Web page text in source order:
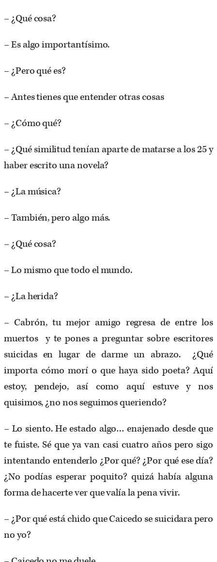
– ¿Qué cosa?
– Es algo importantísimo.
– ¿Pero qué es?
– Antes tienes que entender otras cosas
– ¿Cómo qué?
– ¿Qué similitud tenían aparte de matarse a los 25 y
haber escrito una novela?
– ¿La música?
– También, pero algo más.
– ¿Qué cosa?
– Lo mismo que todo el mundo.
– ¿La herida?
– Cabrón, tu mejor amigo regresa de entre los
muertos y te pones a preguntar sobre escritores
suicidas en lugar de darme un abrazo. ¿Qué
importa cómo morí o que haya sido poeta? Aquí
estoy, pendejo, así como aquí estuve y nos
quisimos, ¿no nos seguimos queriendo?
– Lo siento. He estado algo… enajenado desde que
te fuiste. Sé que ya van casi cuatro años pero sigo
intentando entenderlo ¿Por qué? ¿Por qué ese día?
¿No podías esperar poquito? quizá había alguna
forma de hacerte ver que valía la pena vivir.
– ¿Por qué está chido que Caicedo se suicidara pero
no yo?